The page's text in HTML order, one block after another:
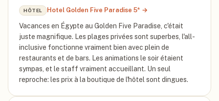
HÔTEL Hotel Golden Five Paradise 5* →
Vacances en Égypte au Golden Five Paradise, c'était
juste magnifique. Les plages privées sont superbes, l'all-
inclusive fonctionne vraiment bien avec plein de
restaurants et de bars. Les animations le soir étaient
sympas, et le staff vraiment accueillant. Un seul
reproche: les prix à la boutique de l'hôtel sont dingues.